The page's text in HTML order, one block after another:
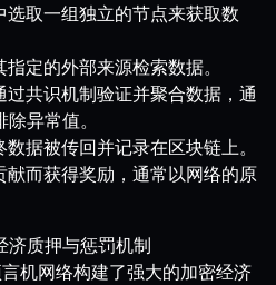
取一组独立的节点来获取数
定的外部来源检索数据。
共识机制验证并聚合数据，通
异常值。
据被传回并记录在区块链上。
而获得奖励，通常以网络的原
济质押与惩罚机制
言机网络构建了强大的加密经济